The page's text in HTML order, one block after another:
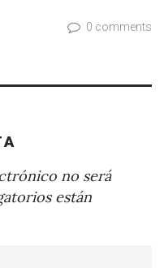
0 comments
no será
están